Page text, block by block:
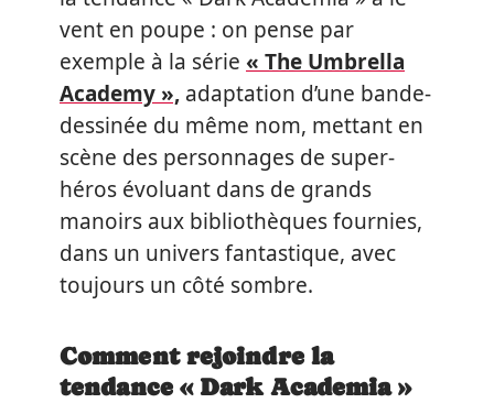
vent en poupe : on pense par
exemple à la série « The Umbrella
Academy », adaptation d’une bande-
dessinée du même nom, mettant en
scène des personnages de super-
héros évoluant dans de grands
manoirs aux bibliothèques fournies,
dans un univers fantastique, avec
toujours un côté sombre.
Comment rejoindre la
tendance « Dark Academia »